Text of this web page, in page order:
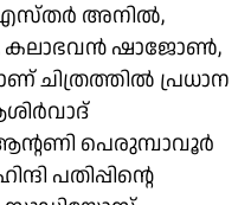
എസ്തർ അനിൽ,
കലാഭവൻ ഷാജോൺ,
ചിത്രത്തിൽ പ്രധാന
പെരുമ്പാവൂർ
പതിപ്പിന്റെ